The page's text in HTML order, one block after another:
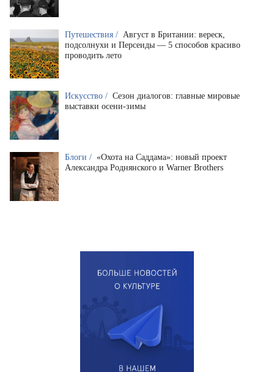
Путешествия / Август в Британии: вереск,
подсолнухи и Персеиды — 5 способов красиво
проводить лето
Искусство / Сезон диалогов: главные мировые
выставки осени-зимы
Блоги / «Охота на Саддама»: новый проект
Александра Роднянского и Warner Brothers